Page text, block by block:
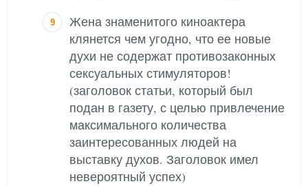
Жена знаменитого киноактера
клянется чем угодно, что ее новые
духи не содержат противозаконных
сексуальных стимуляторов!
(заголовок статьи, который был
подан в газету, с целью привлечение
максимального количества
заинтересованных людей на
выставку духов. Заголовок имел
невероятный успех)